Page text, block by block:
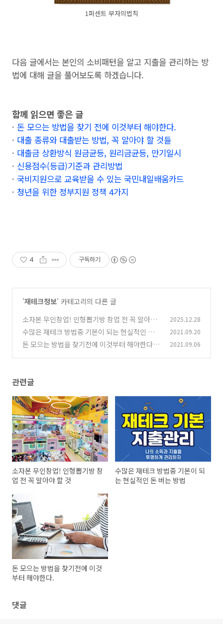
1퍼센트 부자의법칙
다음 글에서는 본인의 소비패턴을 알고 지출을 관리하는 방
법에 대해 글을 풀어보도록 하겠습니다.
함께 읽으면 좋은 글
· 돈 모으는 방법을 찾기 전에 이것부터 해야한다.
· 대출 종류와 대출받는 방법, 꼭 알아야 할 것들
· 대출금 상환방식 원금균등, 원리금균등, 만기일시
· 신용점수(등급)기준과 관리방법
· 국비지원으로 교육받을 수 있는 국민내일배움카드
· 청년을 위한 정부지원 정책 4가지
4 구독하기
'재테크정보' 카테고리의 다른 글
소자본 무인창업! 인형뽑기방 창업 전 꼭 알아야
할 것 (0)
2025.12.28
수많은 재테크 방법중 기본이 되는 현실적인 돈
버는 방법
(0)
2021.09.20
돈 모으는 방법을 찾기전에 이것부터 해야한다. 2021.09.06
관련글
소자본 무인창업! 인형뽑기방 창
업 전 꼭 알아야 할 것
수많은 재테크 방법중 기본이 되
는 현실적인 돈 버는 방법
돈 모으는 방법을 찾기전에 이것
부터 해야한다.
댓글